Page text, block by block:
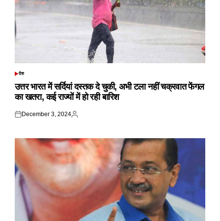
POSTED
देश
उत्तर भारत में सर्दियां दस्तक दे चुकी, अभी टला नहीं चक्रवात फेंगल
का खतरा, कई राज्यों में हो रही बारिश
Posted
December 3, 2024
Posted